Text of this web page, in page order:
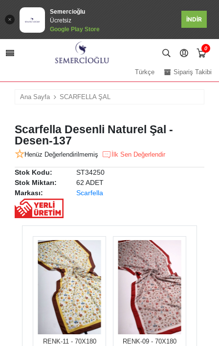
Semercioğlu
Ücretsiz
Google Play Store
İNDİR
0
Sipariş Takibi
Türkçe
Ana Sayfa SCARFELLA ŞAL
Scarfella Desenli Naturel Şal -
Desen-137
Henüz Değerlendirilmemiş İlk Sen Değerlendir
Stok Kodu:
ST34250
Stok Miktarı:
62 ADET
Markası:
Scarfella
RENK-11 - 70X180 RENK-09 - 70X180